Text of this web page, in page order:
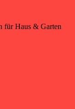
für Haus & Garten